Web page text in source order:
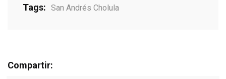
Tags: San Andrés Cholula
Compartir: